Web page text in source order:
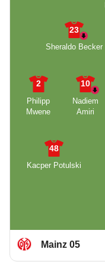
23
Sheraldo Becker
2
Philipp
Mwene
10
Nadiem
Amiri
48
Kacper Potulski
Mainz 05